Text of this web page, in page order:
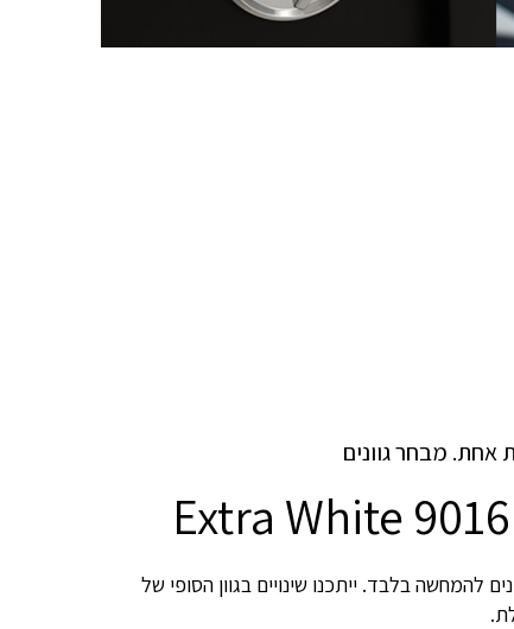
אחת. מבחר גוונים
Extra White
להמחשה בלבד. ייתכנו שינויים בגוון הסופי של